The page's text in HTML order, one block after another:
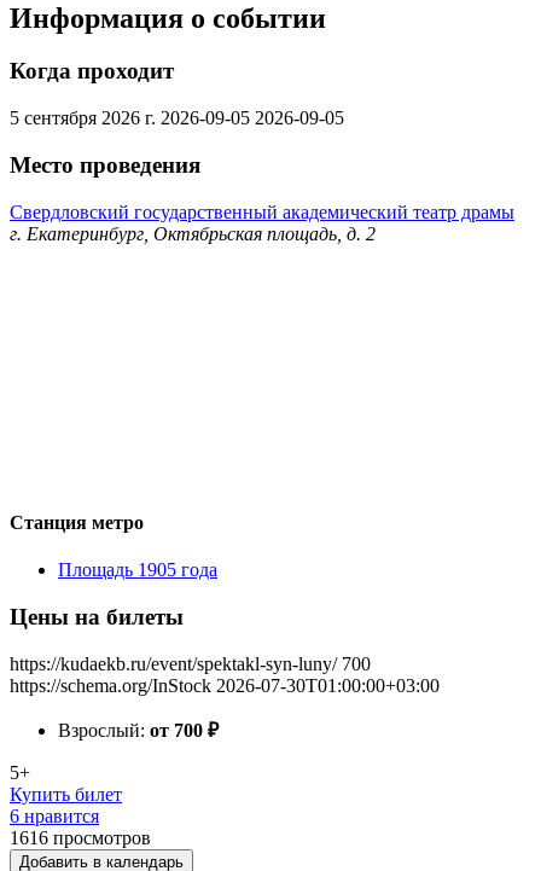
Информация о событии
Когда проходит
5 сентября 2026 г. 2026-09-05 2026-09-05
Место проведения
Свердловский государственный академический театр драмы
г. Екатеринбург, Октябрьская площадь, д. 2
Станция метро
Площадь 1905 года
Цены на билеты
https://kudaekb.ru/event/spektakl-syn-luny/ 700
https://schema.org/InStock 2026-07-30T01:00:00+03:00
Взрослый: от 700 ₽
5+
Купить билет
6 нравится
1616 просмотров
Добавить в календарь